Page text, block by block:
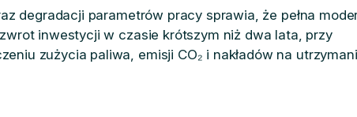
degradacji parametrów pracy sprawia, że pełna
inwestycji w czasie krótszym niż dwa lata, przy
zużycia paliwa, emisji CO₂ i nakładów na